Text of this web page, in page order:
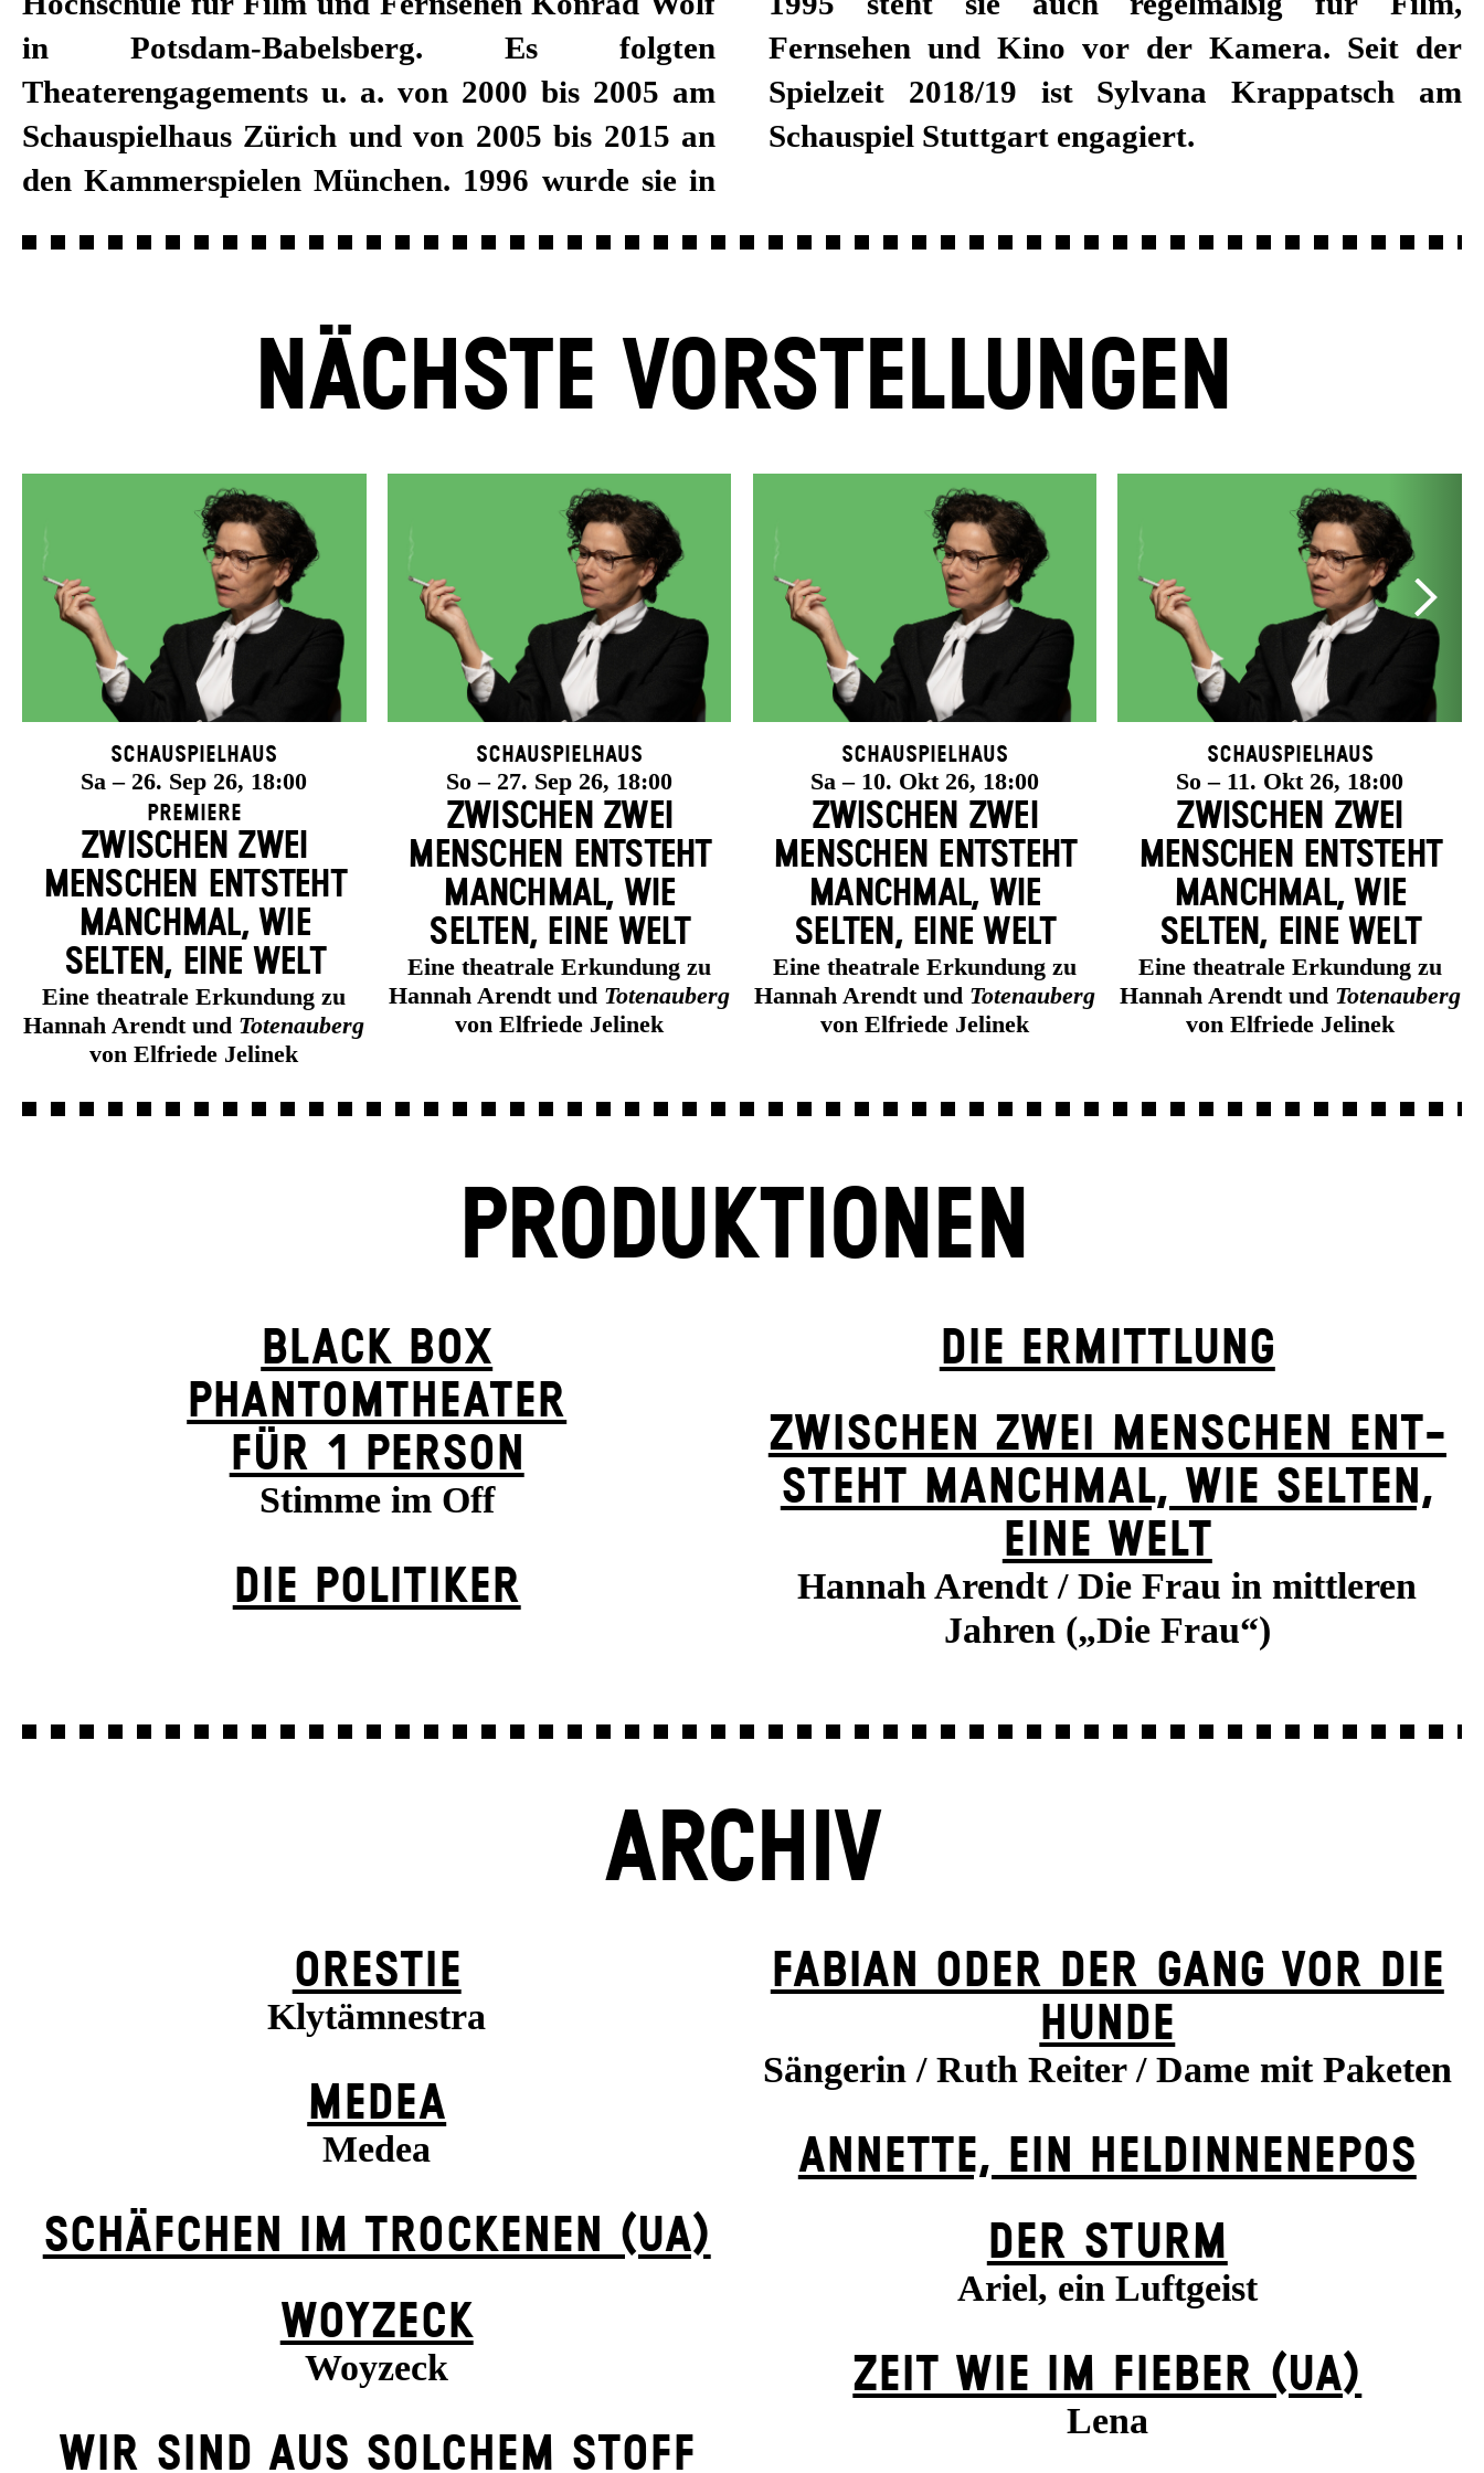
in Potsdam-Babelsberg. Es folgten
Theaterengagements u. a. von 2000 bis 2005 am
Schauspielhaus Zürich und von 2005 bis 2015 an
den Kammerspielen München. 1996 wurde sie in
Fernsehen und Kino vor der Kamera. Seit der
Spielzeit 2018/19 ist Sylvana Krappatsch am
Schauspiel Stuttgart engagiert.
NÄCHSTE VORSTELLUNGEN
Schauspielhaus
Sa – 26. Sep 26, 18:00
Premiere
ZWISCHEN ZWEI
MENSCHEN ENT­STEHT
MANCH­MAL, WIE
SELTEN, EINE WELT
Eine theatrale Erkundung zu
Hannah Arendt und Totenauberg
von Elfriede Jelinek
Schauspielhaus
So – 27. Sep 26, 18:00
ZWISCHEN ZWEI
MENSCHEN ENT­STEHT
MANCH­MAL, WIE
SELTEN, EINE WELT
Eine theatrale Erkundung zu
Hannah Arendt und Totenauberg
von Elfriede Jelinek
Schauspielhaus
Sa – 10. Okt 26, 18:00
ZWISCHEN ZWEI
MENSCHEN ENT­STEHT
MANCH­MAL, WIE
SELTEN, EINE WELT
Eine theatrale Erkundung zu
Hannah Arendt und Totenauberg
von Elfriede Jelinek
Schauspielhaus
So – 11. Okt 26, 18:00
ZWISCHEN ZWEI
MENSCHEN ENT­STEHT
MANCH­MAL, WIE
SELTEN, EINE WELT
Eine theatrale Erkundung zu
Hannah Arendt und Totenauberg
von Elfriede Jelinek
PRODUKTIONEN
BLACK BOX
PHANTOM­THEATER
FÜR 1 PERSON
Stimme im Off
DIE POLITIKER
DIE ERMITTLUNG
ZWISCHEN ZWEI MENSCHEN ENT­
STEHT MANCH­MAL, WIE SELTEN,
EINE WELT
Hannah Arendt / Die Frau in mittleren
Jahren („Die Frau“)
ARCHIV
ORESTIE
Klytämnestra
MEDEA
Medea
SCHÄFCHEN IM TROCKENEN (UA)
WOYZECK
Woyzeck
WIR SIND AUS SOLCHEM STOFF
FABIAN ODER DER GANG VOR DIE
HUNDE
Sängerin / Ruth Reiter / Dame mit Paketen
ANNETTE, EIN HELDINNENEPOS
DER STURM
Ariel, ein Luftgeist
ZEIT WIE IM FIEBER (UA)
Lena